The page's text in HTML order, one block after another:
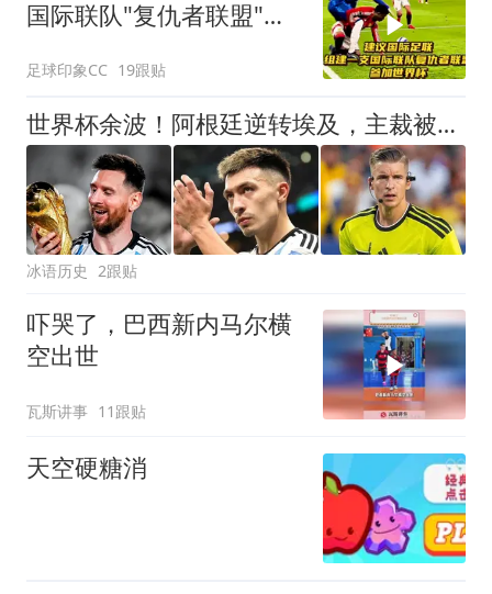
国际联队"复仇者联盟"，
足球印象CC 19跟贴
世界杯余波！阿根廷逆转埃及，主裁被网爆：6000条威胁，住址被曝
冰语历史 2跟贴
吓哭了，巴西新内马尔横
空出世
瓦斯讲事 11跟贴
天空硬糖消